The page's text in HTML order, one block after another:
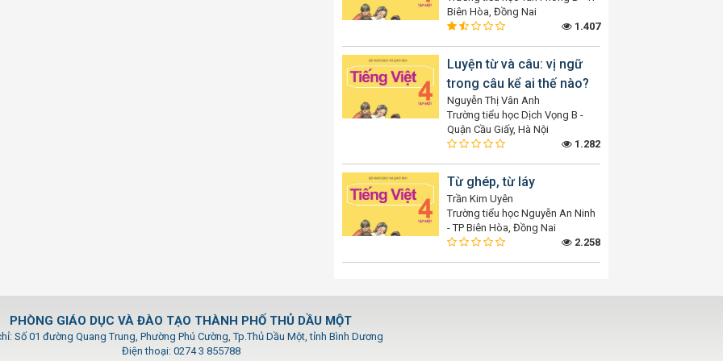
Biên Hòa, Đồng Nai
1.407
Luyện từ và câu: vị ngữ
trong câu kể ai thế nào?
Nguyễn Thị Vân Anh
Trường tiểu học Dịch Vọng B -
Quận Cầu Giấy, Hà Nội
1.282
Từ ghép, từ láy
Trần Kim Uyên
Trường tiểu học Nguyễn An Ninh
- TP Biên Hòa, Đồng Nai
2.258
PHÒNG GIÁO DỤC VÀ ĐÀO TẠO THÀNH PHỐ THỦ DẦU MỘT
Số 01 đường Quang Trung, Phường Phú Cường, Tp.Thủ Dầu Một, tỉnh Bình Dương
Điện thoại: 0274 3 855788